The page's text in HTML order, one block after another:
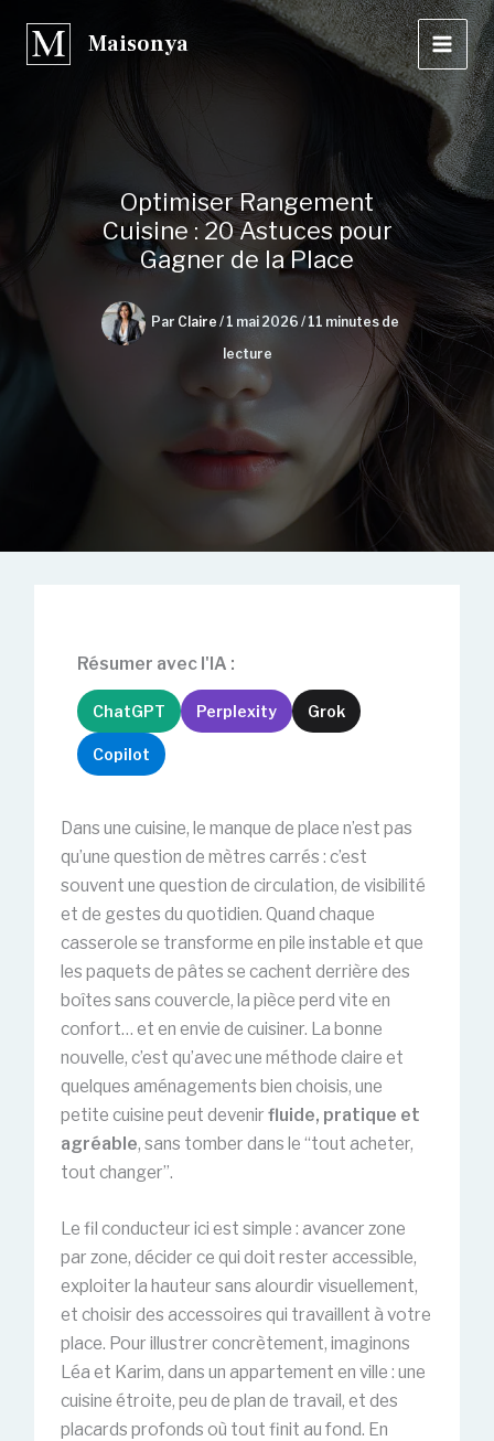
contenu
Maisonya
Optimiser Rangement
Cuisine : 20 Astuces pour
Gagner de la Place
Par Claire /1 mai 2026 / 11 minutes de
lecture
Résumer avec l'IA :
ChatGPT Perplexity Grok
Copilot
Dans une cuisine, le manque de place n’est pas
qu’une question de mètres carrés : c’est
souvent une question de circulation, de visibilité
et de gestes du quotidien. Quand chaque
casserole se transforme en pile instable et que
les paquets de pâtes se cachent derrière des
boîtes sans couvercle, la pièce perd vite en
confort… et en envie de cuisiner. La bonne
nouvelle, c’est qu’avec une méthode claire et
quelques aménagements bien choisis, une
petite cuisine peut devenir fluide, pratique et
agréable, sans tomber dans le “tout acheter,
tout changer”.
Le fil conducteur ici est simple : avancer zone
par zone, décider ce qui doit rester accessible,
exploiter la hauteur sans alourdir visuellement,
et choisir des accessoires qui travaillent à votre
place. Pour illustrer concrètement, imaginons
Léa et Karim, dans un appartement en ville : une
cuisine étroite, peu de plan de travail, et des
placards profonds où tout finit au fond. En